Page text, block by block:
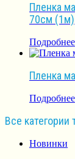
Пленка
70см (1м)
Подробнее
Пленка
Подробнее
Все категории
Новинки